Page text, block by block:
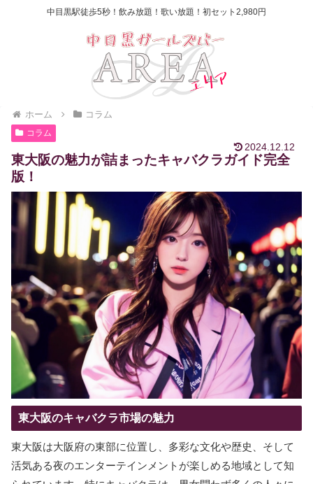
中目黒駅徒歩5秒！飲み放題！歌い放題！初セット2,980円
ホーム コラム
コラム
2024.12.12
東大阪の魅力が詰まったキャバクラガイド完全
版！
東大阪のキャバクラ市場の魅力
東大阪は大阪府の東部に位置し、多彩な文化や歴史、そして
活気ある夜のエンターテインメントが楽しめる地域として知